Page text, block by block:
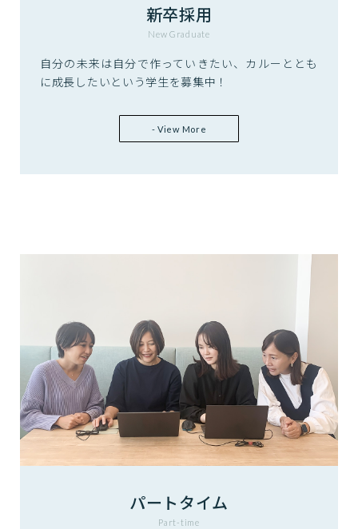
新卒採用
New Graduate
自分の未来は自分で作っていきたい、カルーととも
に成長したいという学生を募集中！
- View More
パートタイム
Part-time